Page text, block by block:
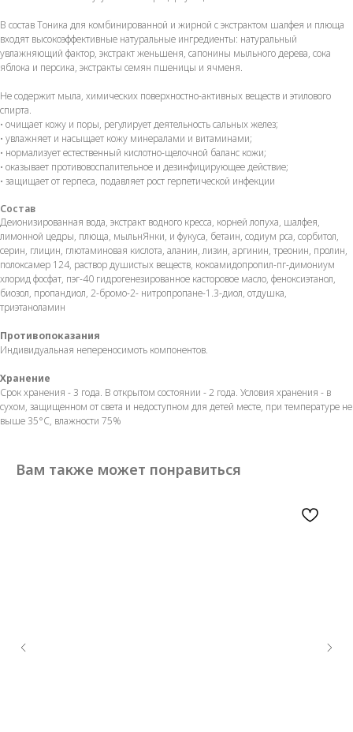
В состав Тоника для комбинированной и жирной с экстрактом шалфея и плюща
входят высокоэффективные натуральные ингредиенты: натуральный
увлажняющий фактор, экстракт женьшеня, сапонины мыльного дерева, сока
яблока и персика, экстракты семян пшеницы и ячменя.
Не содержит мыла, химических поверхностно-активных веществ и этилового
спирта.
• очищает кожу и поры, регулирует деятельность сальных желез;
• увлажняет и насыщает кожу минералами и витаминами;
• нормализует естественный кислотно-щелочной баланс кожи;
• оказывает противовоспалительное и дезинфицирующее действие;
• защищает от герпеса, подавляет рост герпетической инфекции
Состав
Деионизированная вода, экстракт водного кресса, корней лопуха, шалфея,
лимонной цедры, плюща, мыльнЯнки, и фукуса, бетаин, содиум рса, сорбитол,
серин, глицин, глютаминовая кислота, аланин, лизин, аргинин, треонин, пролин,
полоксамер 124, раствор душистых веществ, кокоамидопропил-пг-димониум
хлорид фосфат, пэг-40 гидрогенезированное касторовое масло, феноксиэтанол,
биозол, пропандиол, 2-бромо-2- нитропропане-1.3-диол, отдушка,
триэтаноламин
Противопоказания
Индивидуальная непереносимоть компонентов.
Хранение
Срок хранения - 3 года. В открытом состоянии - 2 года. Условия хранения - в
сухом, защищенном от света и недоступном для детей месте, при температуре не
выше 35°С, влажности 75%
Вам также может понравиться